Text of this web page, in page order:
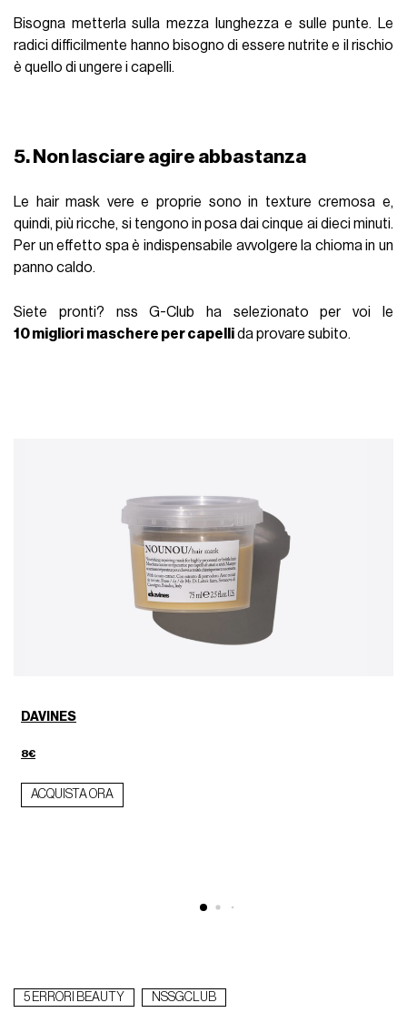
Bisogna metterla sulla mezza lunghezza e sulle punte. Le
radici difficilmente hanno bisogno di essere nutrite e il rischio
è quello di ungere i capelli.
5. Non lasciare agire abbastanza
Le hair mask vere e proprie sono in texture cremosa e,
quindi, più ricche, si tengono in posa dai cinque ai dieci minuti.
Per un effetto spa è indispensabile avvolgere la chioma in un
panno caldo.
Siete pronti? nss G-Club ha selezionato per voi le
10 migliori maschere per capellida provare subito.
DAVINES
8€
ACQUISTA ORA
5 ERRORI BEAUTY NSSGCLUB